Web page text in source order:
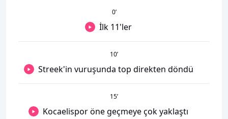
0’
İlk 11'ler
10’
Streek'in vuruşunda top direkten döndü
15’
Kocaelispor öne geçmeye çok yaklaştı